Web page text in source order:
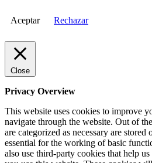
Aceptar Rechazar
Close
Privacy Overview
This website uses cookies to improve
navigate through the website. Out of
are categorized as necessary are
essential for the working of basic
also use third-party cookies that help